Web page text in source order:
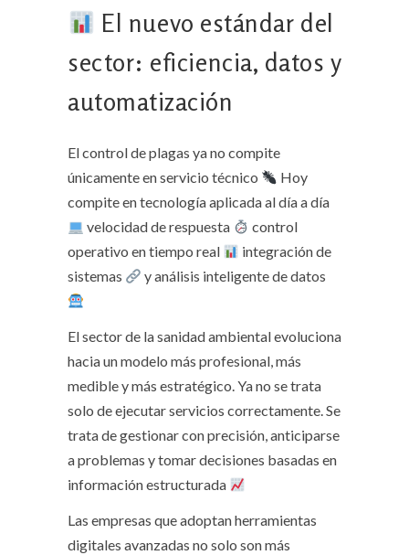
El nuevo estándar del
sector: eficiencia, datos y
automatización
El control de plagas ya no compite
únicamente en servicio técnico
Hoy
compite en tecnología aplicada al día a día
velocidad de respuesta
control
operativo en tiempo real
integración de
sistemas
y análisis inteligente de datos
El sector de la sanidad ambiental evoluciona
hacia un modelo más profesional, más
medible y más estratégico. Ya no se trata
solo de ejecutar servicios correctamente. Se
trata de gestionar con precisión, anticiparse
a problemas y tomar decisiones basadas en
información estructurada
Las empresas que adoptan herramientas
digitales avanzadas no solo son más